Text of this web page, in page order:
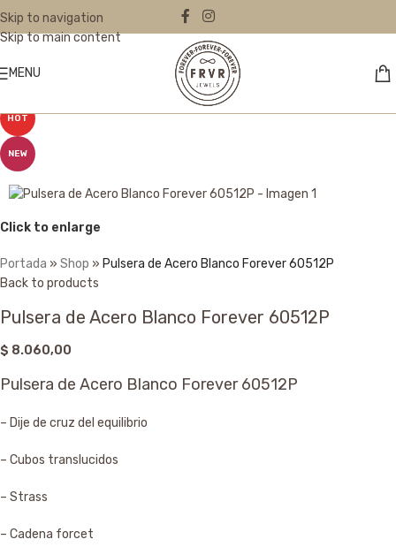
Skip to navigation
Skip to main content
MENU
HOT
NEW
Click to enlarge
Portada » Shop » Pulsera de Acero Blanco Forever 60512P
Back to products
Pulsera de Acero Blanco Forever 60512P
$ 8.060,00
Pulsera de Acero Blanco Forever 60512P
– Dije de cruz del equilibrio
– Cubos translucidos
– Strass
– Cadena forcet